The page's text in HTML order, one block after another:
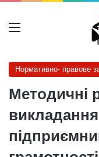
Меню
Нормативно- правове
Методичні